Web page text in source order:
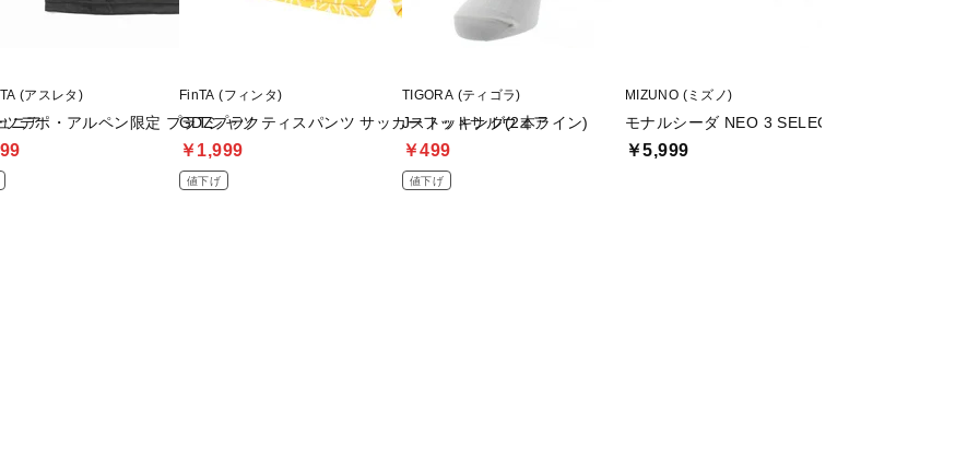
ニア
(アスレタ)
ツデポ・アルペン限定 プラTシャツ
FinTA (フィンタ)
GDZプラクティスパンツ サッカーフットサルウェア
￥1,999
値下げ
TIGORA (ティゴラ)
Jストッキング(2本ライン)
￥499
値下げ
MIZUNO (ミズノ)
モナルシーダ NEO 3 SELECT
￥5,999